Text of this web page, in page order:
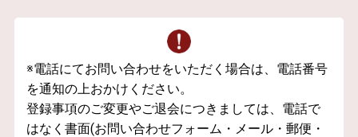
※電話にてお問い合わせをいただく場合は、電話番号
を通知の上おかけください。
登録事項のご変更やご退会につきましては、電話で
はなく書面(お問い合わせフォーム・メール・郵便・